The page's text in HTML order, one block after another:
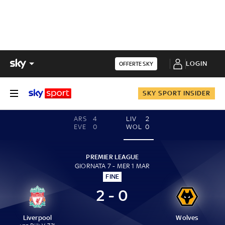
OFFERTE SKY LOGIN
SKY SPORT INSIDER
ARS
4
EVE
0
LIV
2
WOL
0
PREMIER LEAGUE
GIORNATA 7 - MER 1 MAR
FINE
Liverpool
2 - 0
Wolves